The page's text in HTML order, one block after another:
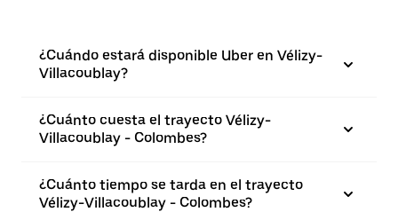
¿Cuándo estará disponible Uber en Vélizy-
Villacoublay?
¿Cuánto cuesta el trayecto Vélizy-
Villacoublay - Colombes?
¿Cuánto tiempo se tarda en el trayecto
Vélizy-Villacoublay - Colombes?